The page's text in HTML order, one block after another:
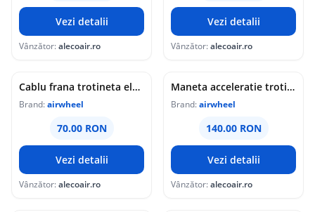
Vezi detalii
Vânzător:alecoair.ro
Vezi detalii
Vânzător:alecoair.ro
Cablu frana trotineta electrica Airwheel Z3 / Z3T / Z3S
Brand:airwheel
70.00 RON
Vezi detalii
Vânzător:alecoair.ro
Maneta acceleratie trotineta electrica Z3
Brand:airwheel
140.00 RON
Vezi detalii
Vânzător:alecoair.ro